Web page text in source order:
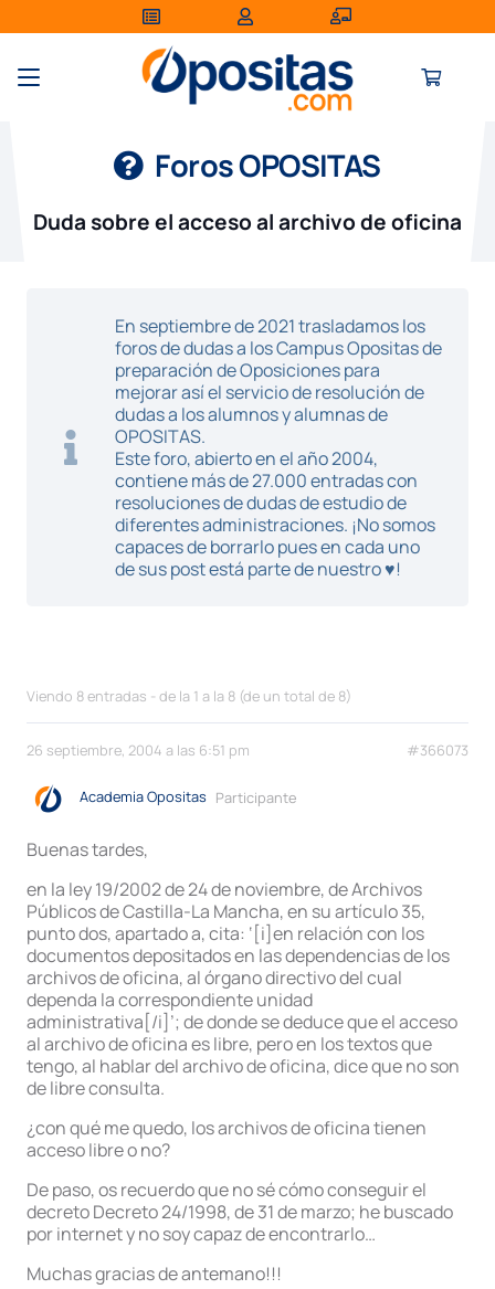
Foros OPOSITAS
Duda sobre el acceso al archivo de oficina
En septiembre de 2021 trasladamos los
foros de dudas a los Campus Opositas de
preparación de Oposiciones para
mejorar así el servicio de resolución de
dudas a los alumnos y alumnas de
OPOSITAS.
Este foro, abierto en el año 2004,
contiene más de 27.000 entradas con
resoluciones de dudas de estudio de
diferentes administraciones. ¡No somos
capaces de borrarlo pues en cada uno
de sus post está parte de nuestro ♥!
Viendo 8 entradas - de la 1 a la 8 (de un total de 8)
26 septiembre, 2004 a las 6:51 pm #366073
Academia Opositas Participante
Buenas tardes,
en la ley 19/2002 de 24 de noviembre, de Archivos
Públicos de Castilla-La Mancha, en su artículo 35,
punto dos, apartado a, cita: ‘[i]en relación con los
documentos depositados en las dependencias de los
archivos de oficina, al órgano directivo del cual
dependa la correspondiente unidad
administrativa[/i]’; de donde se deduce que el acceso
al archivo de oficina es libre, pero en los textos que
tengo, al hablar del archivo de oficina, dice que no son
de libre consulta.
¿con qué me quedo, los archivos de oficina tienen
acceso libre o no?
De paso, os recuerdo que no sé cómo conseguir el
decreto Decreto 24/1998, de 31 de marzo; he buscado
por internet y no soy capaz de encontrarlo…
Muchas gracias de antemano!!!